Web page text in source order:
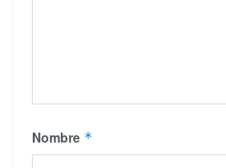
Nombre *